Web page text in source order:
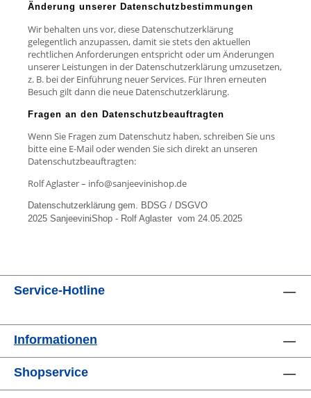
Änderung unserer Datenschutzbestimmungen
Wir behalten uns vor, diese Datenschutzerklärung
gelegentlich anzupassen, damit sie stets den aktuellen
rechtlichen Anforderungen entspricht oder um Änderungen
unserer Leistungen in der Datenschutzerklärung umzusetzen,
z. B. bei der Einführung neuer Services. Für Ihren erneuten
Besuch gilt dann die neue Datenschutzerklärung.
Fragen an den Datenschutzbeauftragten
Wenn Sie Fragen zum Datenschutz haben, schreiben Sie uns
bitte eine E-Mail oder wenden Sie sich direkt an unseren
Datenschutzbeauftragten:
Rolf Aglaster – info@sanjeevinishop.de
Datenschutzerklärung gem. BDSG / DSGVO
2025 SanjeeviniShop - Rolf Aglaster vom 24.05.2025
Service-Hotline
Informationen
Shopservice